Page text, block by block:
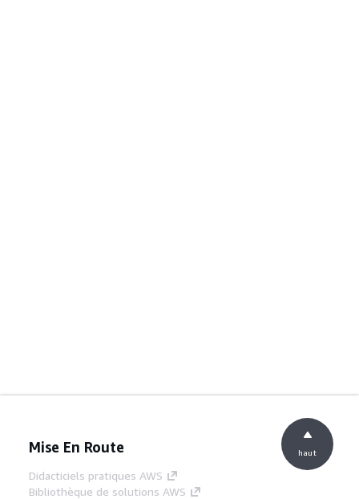
Mise En Route
Didacticiels pratiques AWS
Bibliothèque de solutions AWS
haut